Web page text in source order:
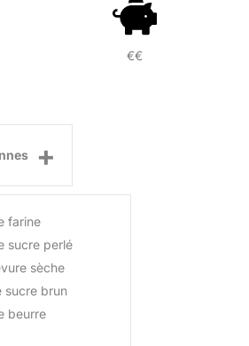
€€
+
farine
sucre perlé
sèche
sucre brun
beurre